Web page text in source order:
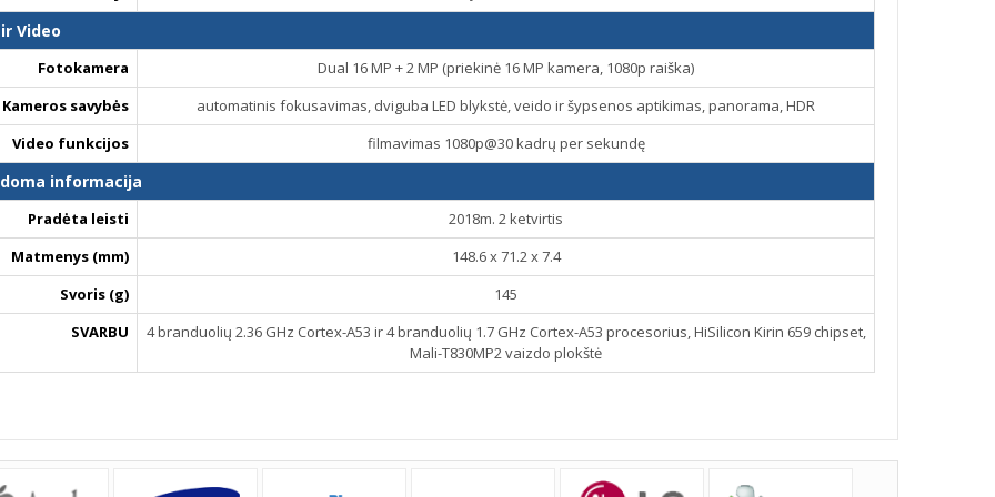
Video
Fotokamera
Dual 16 MP + 2 MP (priekinė 16 MP kamera, 1080p raiška)
Kameros savybės
automatinis fokusavimas, dviguba LED blykstė, veido ir šypsenos aptikimas, panorama, HDR
Video funkcijos
filmavimas 1080p@30 kadrų per sekundę
informacija
Pradėta leisti
2018m. 2 ketvirtis
Matmenys (mm)
148.6 x 71.2 x 7.4
Svoris (g)
145
SVARBU
4 branduolių 2.36 GHz Cortex-A53 ir 4 branduolių 1.7 GHz Cortex-A53 procesorius, HiSilicon Kirin 659 chipset,
Mali-T830MP2 vaizdo plokštė